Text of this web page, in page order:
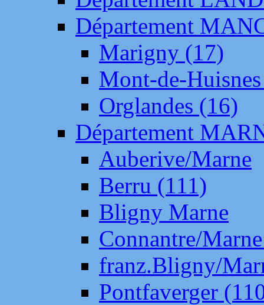
Département
Marigny (17)
Mont-de-
Orglandes (16)
Département
Auberive/Marne
Berru (111)
Bligny Marne
Connantre/
franz.Bligny/
Pontfaverger